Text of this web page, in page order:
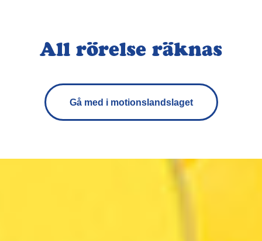
All rörelse räknas
Gå med i motionslandslaget